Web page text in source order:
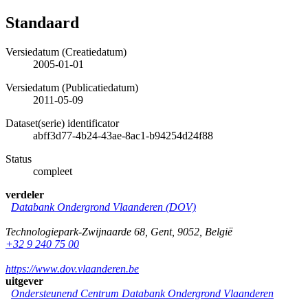
Standaard
Versiedatum (Creatiedatum)
2005-01-01
Versiedatum (Publicatiedatum)
2011-05-09
Dataset(serie) identificator
abff3d77-4b24-43ae-8ac1-b94254d24f88
Status
compleet
verdeler
Databank Ondergrond Vlaanderen (DOV)
Technologiepark-Zwijnaarde 68 Gent, 9052 België
+32 9 240 75 00
https://www.dov.vlaanderen.be
uitgever
Ondersteunend Centrum Databank Ondergrond Vlaanderen